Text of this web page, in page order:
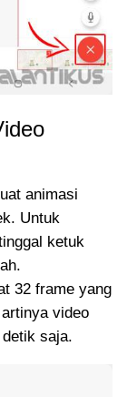
animasi
Untuk
ketuk
32 frame yang
video
saja.